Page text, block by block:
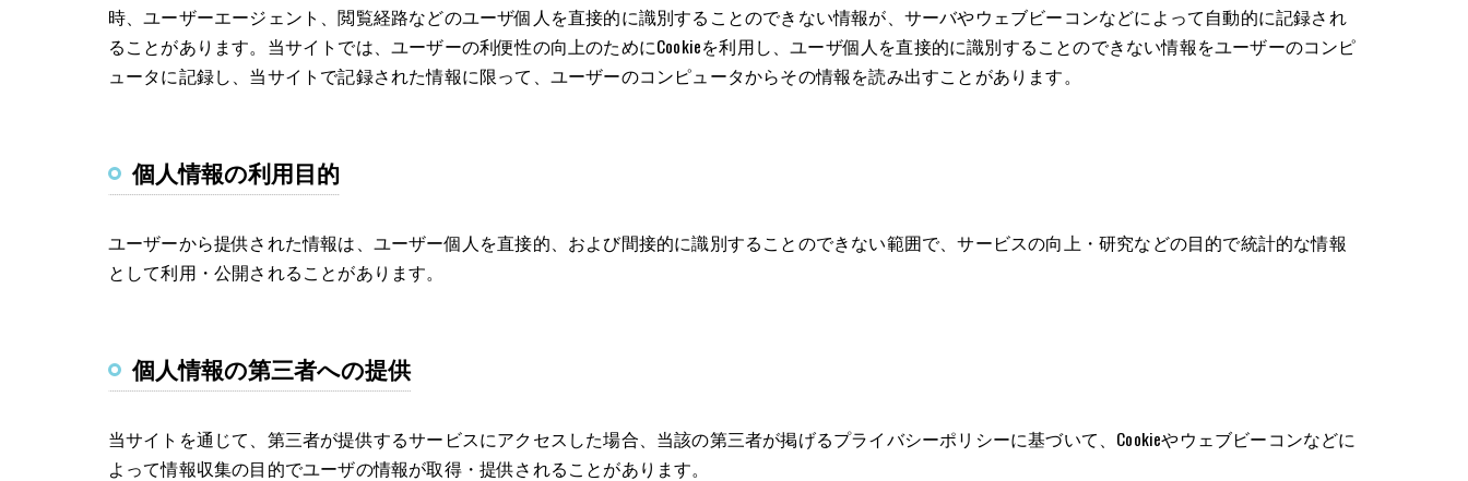
時、ユーザーエージェント、閲覧経路などのユーザ個人を直接的に識別することのできない情報が、サーバやウェブビーコンなどによって自動的に記録され
ることがあります。当サイトでは、ユーザーの利便性の向上のためにCookieを利用し、ユーザ個人を直接的に識別することのできない情報をユーザーのコンピ
ュータに記録し、当サイトで記録された情報に限って、ユーザーのコンピュータからその情報を読み出すことがあります。
個人情報の利用目的
ユーザーから提供された情報は、ユーザー個人を直接的、および間接的に識別することのできない範囲で、サービスの向上・研究などの目的で統計的な情報
として利用・公開されることがあります。
個人情報の第三者への提供
当サイトを通じて、第三者が提供するサービスにアクセスした場合、当該の第三者が掲げるプライバシーポリシーに基づいて、Cookieやウェブビーコンなどに
よって情報収集の目的でユーザの情報が取得・提供されることがあります。